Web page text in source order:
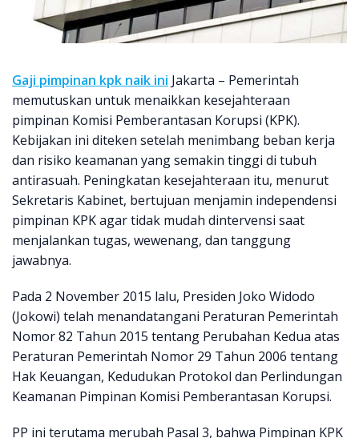
Gaji pimpinan kpk naik ini Jakarta – Pemerintah
memutuskan untuk menaikkan kesejahteraan
pimpinan Komisi Pemberantasan Korupsi (KPK).
Kebijakan ini diteken setelah menimbang beban kerja
dan risiko keamanan yang semakin tinggi di tubuh
antirasuah. Peningkatan kesejahteraan itu, menurut
Sekretaris Kabinet, bertujuan menjamin independensi
pimpinan KPK agar tidak mudah dintervensi saat
menjalankan tugas, wewenang, dan tanggung
jawabnya.
Pada 2 November 2015 lalu, Presiden Joko Widodo
(Jokowi) telah menandatangani Peraturan Pemerintah
Nomor 82 Tahun 2015 tentang Perubahan Kedua atas
Peraturan Pemerintah Nomor 29 Tahun 2006 tentang
Hak Keuangan, Kedudukan Protokol dan Perlindungan
Keamanan Pimpinan Komisi Pemberantasan Korupsi.
PP ini terutama merubah Pasal 3, bahwa Pimpinan KPK